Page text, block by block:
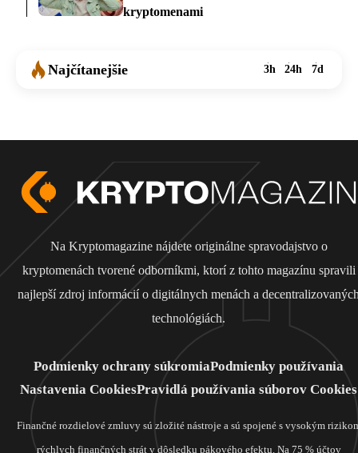
kryptomenami
Najčítanejšie 3h 24h 7d
Na Kryptomagazine nájdete originálne spravodajstvo o
kryptomenách tvorené odborníkmi, ktorí z tohto magazínu spravili
najlepší zdroj informácií o digitálnych menách a
technológiách.
Podmienky ochrany súkromiaPodmienky používania
Nastavenia CookiesPravidlá používania súborov Cookies
Finančné rozdielové zmluvy sú zložité nástroje a sú spojené s vysokým
rýchlych finančných strát v dôsledku pákového efektu. Na 75 % účtov